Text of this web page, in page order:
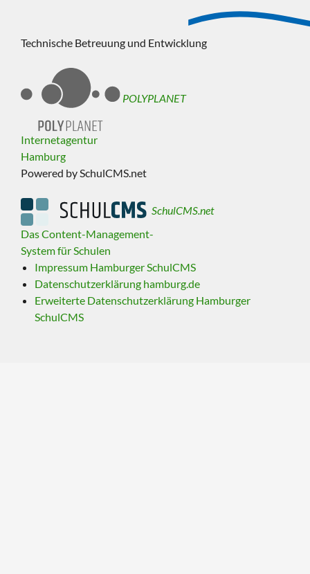
Technische Betreuung und Entwicklung
POLYPLANET
Internetagentur
Hamburg
Powered by SchulCMS.net
SchulCMS.net
Das Content-Management-
System für Schulen
Impressum Hamburger SchulCMS
Datenschutzerklärung hamburg.de
Erweiterte Datenschutzerklärung Hamburger
SchulCMS